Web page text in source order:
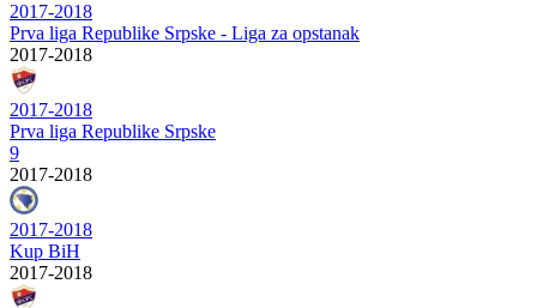
2017-2018
Prva liga Republike Srpske - Liga za opstanak
2017-2018
2017-2018
Prva liga Republike Srpske
9
2017-2018
2017-2018
Kup BiH
2017-2018